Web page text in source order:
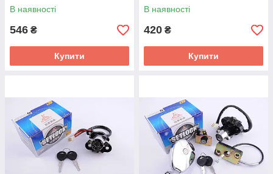
В наявності
546 ₴
Купити
В наявності
420 ₴
Купити